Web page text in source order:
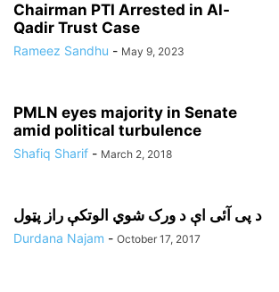
Chairman PTI Arrested in Al-
Qadir Trust Case
Rameez Sandhu - May 9, 2023
PMLN eyes majority in Senate
amid political turbulence
Shafiq Sharif - March 2, 2018
د پی آئی اې د ورک شوي الوتکې راز پټول
Durdana Najam - October 17, 2017